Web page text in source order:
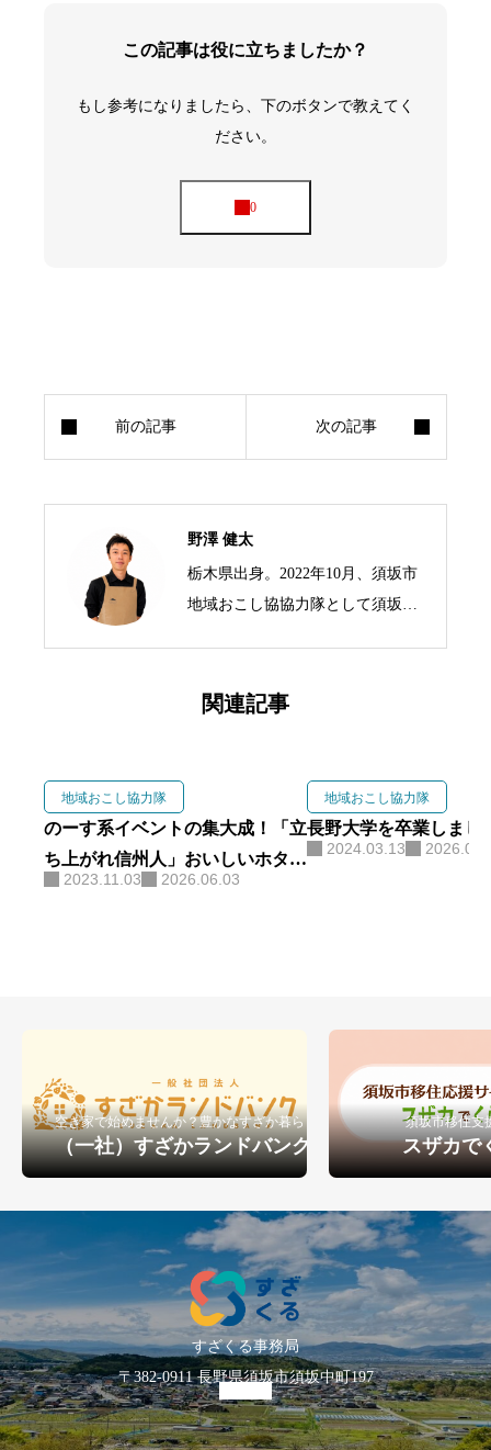
この記事は役に立ちましたか？
もし参考になりましたら、下のボタンで教えてく
ださい。
野澤 健太
栃木県出身。2022年10月、須坂市
地域おこし協協力隊として須坂市
峰の原高原を拠点に、生ハムブラ
おこし協力隊の経験を活かし、
食・観光・森林を軸に地域づくり
に取り組んでいます。
関連記事
地域おこし協力隊
のーす系イベントの集大成！「立
ち上がれ信州人」おいしいホタテ
とカニをお酒とつまみで食べまく
2023.11.03 2026.06.03
地域おこし協力隊
長野大学を卒業しまし
2024.03.13
空き家で始めませんか？豊かなすざか暮らし
（一社）すざかランドバンク
須坂市移住支
スザカで
すざくる事務局
〒382-0911 長野県須坂市須坂中町197